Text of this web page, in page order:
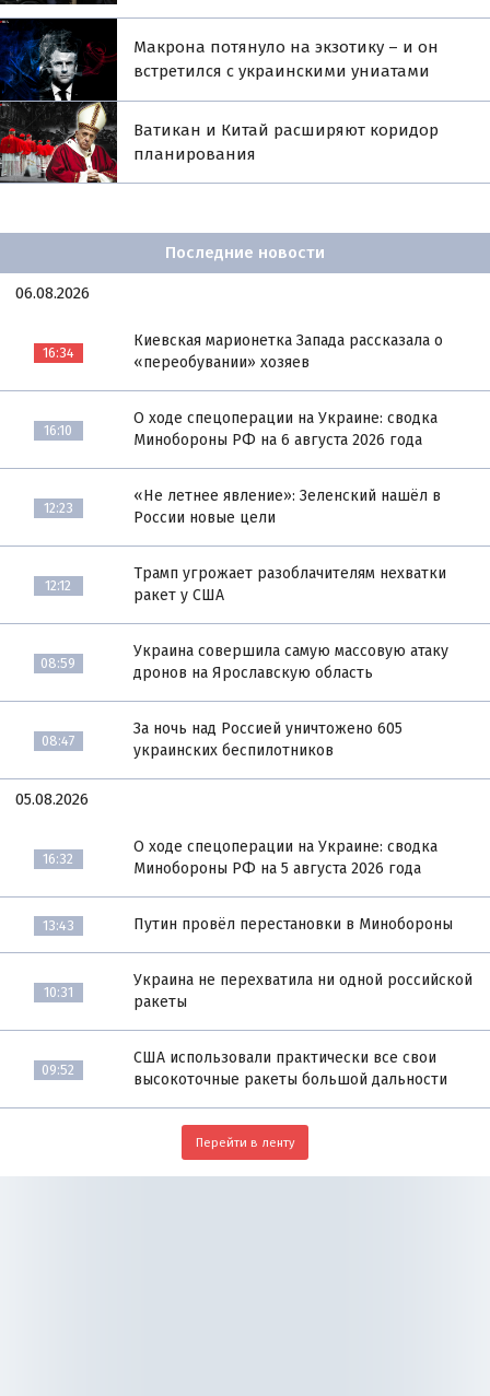
Макрона потянуло на экзотику – и он
встретился с украинскими униатами
Ватикан и Китай расширяют коридор
планирования
Последние новости
06.08.2026
16:34
Киевская марионетка Запада рассказала о
«переобувании» хозяев
16:10
О ходе спецоперации на Украине: сводка
Минобороны РФ на 6 августа 2026 года
12:23
«Не летнее явление»: Зеленский нашёл в
России новые цели
12:12
Трамп угрожает разоблачителям нехватки
ракет у США
08:59
Украина совершила самую массовую атаку
дронов на Ярославскую область
08:47
За ночь над Россией уничтожено 605
украинских беспилотников
05.08.2026
16:32
О ходе спецоперации на Украине: сводка
Минобороны РФ на 5 августа 2026 года
13:43 Путин провёл перестановки в Минобороны
10:31
Украина не перехватила ни одной российской
ракеты
09:52
США использовали практически все свои
высокоточные ракеты большой дальности
Перейти в ленту